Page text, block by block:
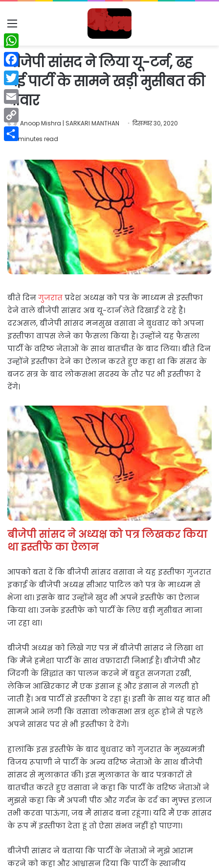
Menu
बीजेपी सांसद ने लिया यू-टर्न, ढह
गई पार्टी के सामने खड़ी मुसीबत की
दीवार
Anoop Mishra | SARKARI MANTHAN
दिसम्बर 30, 2020
2 minutes read
बीते दिनगुजरातप्रदेश अध्यक्ष को पत्र के माध्यम से इस्तीफा
देने वाले बीजेपी सांसद अब यू-टार्न लेते दिखाई दे रहे हैं।
दरअसल, बीजेपी सांसद मनसुख वसावा ने बुधवार को अपना
इस्तीफा वापस लेने का फैसला किया है। उन्होंने यह फैसला
पार्टी के वरिष्ठ नेताओं के साथ बातचीत के बाद लिया। बीते दिन
उन्होंने इस्तीफा देने का ऐलान करते हुए कहा था कि संसद के
बजट सत्र के बाद लोकसभा सदस्य के तौर पर भी इस्तीफा दे
देंगे।
बीजेपी सांसद ने अध्यक्ष को पत्र लिखकर किया
था इस्तीफे का ऐलान
आपको बता दें कि बीजेपी सांसद वसावा ने यह इस्तीफा गुजरात
इकाई के बीजेपी अध्यक्ष सीआर पाटिल को पत्र के माध्यम से
भेजा था। इसके बाद उन्होंने खुद भी अपने इस्तीफे का ऐलान
किया था। उनके इस्तीफे को पार्टी के लिए बड़ी मुसीबत माना
जा रहा था।
बीजेपी अध्यक्ष को लिखे गए पत्र में बीजेपी सांसद ने लिखा था
कि मैंने हमेशा पार्टी के साथ वफ़ादारी निभाई है। बीजेपी और
जिंदगी के सिद्धांत का पालन करने में बहुत सजगता रखी,
लेकिन आखिरकार मैं एक इंसान हूं और इंसान से गलती हो
जाती हैं। अब पार्टी से इस्तीफा दे रहा हूं। इसी के साथ यह बात भी
सामने आने लगी कि वसावा लोकसभा सत्र शुरू होने से पहले
अपने सांसद पद से भी इस्तीफा दे देंगे।
हालांकि इस इस्तीफे के बाद बुधवार को गुजरात के मुख्यमंत्री
विजय रूपाणी ने पार्टी के अन्य वरिष्ठ नेताओं के साथ बीजेपी
सांसद से मुलाक़ात की। इस मुलाक़ात के बाद पत्रकारों से
बातचीत करते हुए वसावा ने कहा कि पार्टी के वरिष्ठ नेताओं ने
मुझसे कहा कि मैं अपनी पीठ और गर्दन के दर्द का मुफ्त इलाज
तभी करवा पाऊंगा, जब मैं सांसद बना रहूंगा। यदि मैं एक सांसद
के रूप में इस्तीफा देता हूं तो ऐसा संभव नहीं हो पाएगा।
बीजेपी सांसद ने बताया कि पार्टी के नेताओं ने मुझे आराम
करने को कहा और आश्वासन दिया कि पार्टी के स्थानीय
WhatsApp
Facebook
Twitter
Email
Copy
Link